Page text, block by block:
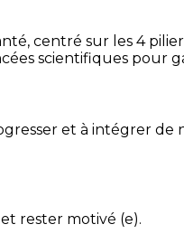
centré sur les 4
scientifiques pour
et à intégrer de
rester motivé (e).